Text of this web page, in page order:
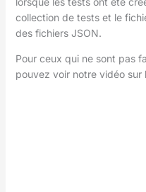
collection de tests et le
des fichiers JSON.
Pour ceux qui ne sont pas
pouvez voir notre vidéo sur